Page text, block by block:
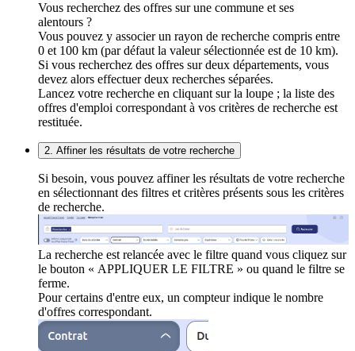
Vous recherchez des offres sur une commune et ses
alentours ?
Vous pouvez y associer un rayon de recherche compris entre
0 et 100 km (par défaut la valeur sélectionnée est de 10 km).
Si vous recherchez des offres sur deux départements, vous
devez alors effectuer deux recherches séparées.
Lancez votre recherche en cliquant sur la loupe ; la liste des
offres d'emploi correspondant à vos critères de recherche est
restituée.
2. Affiner les résultats de votre recherche
Si besoin, vous pouvez affiner les résultats de votre recherche
en sélectionnant des filtres et critères présents sous les critères
de recherche.
La recherche est relancée avec le filtre quand vous cliquez sur
le bouton « APPLIQUER LE FILTRE » ou quand le filtre se
ferme.
Pour certains d'entre eux, un compteur indique le nombre
d'offres correspondant.